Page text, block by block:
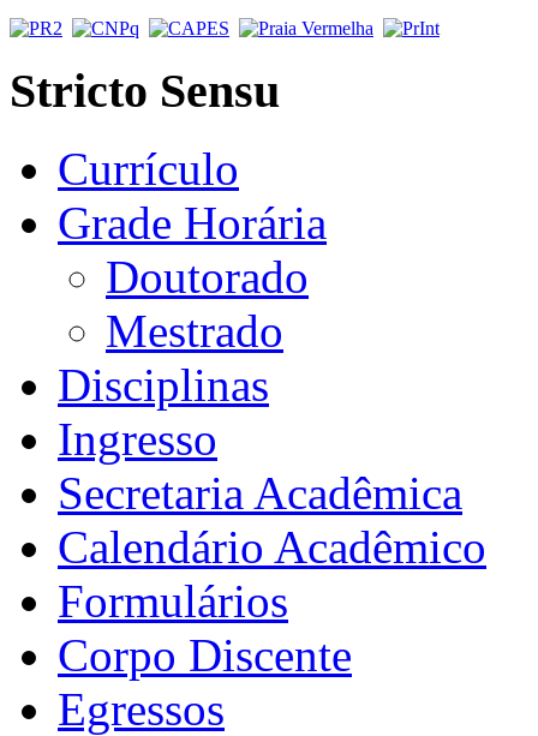
Stricto Sensu
Currículo
Grade Horária
Doutorado
Mestrado
Disciplinas
Ingresso
Secretaria Acadêmica
Calendário Acadêmico
Formulários
Corpo Discente
Egressos